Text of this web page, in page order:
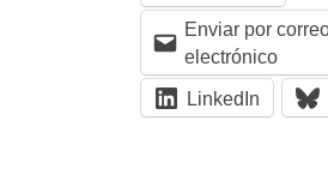
Enviar por
electrónico
LinkedIn